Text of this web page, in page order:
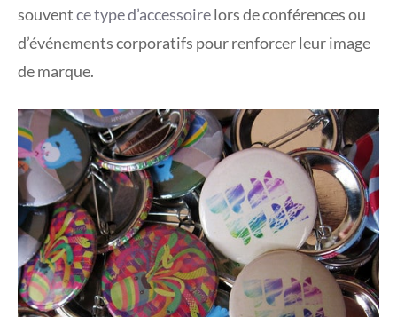
souventce type d’accessoirelors de conférences ou
d’événements corporatifs pour renforcer leur image
de marque.